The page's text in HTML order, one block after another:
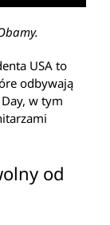
USA to
odbywają
w tym
od